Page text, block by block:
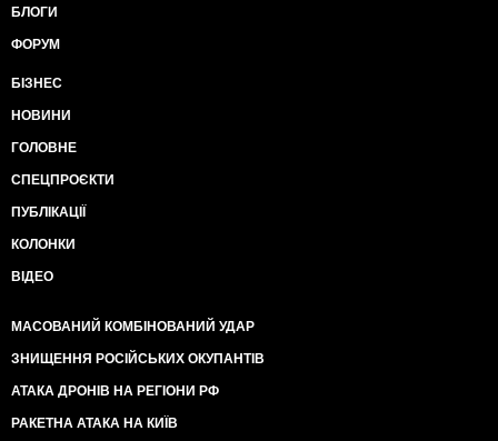
БЛОГИ
ФОРУМ
БІЗНЕС
НОВИНИ
ГОЛОВНЕ
СПЕЦПРОЄКТИ
ПУБЛІКАЦІЇ
КОЛОНКИ
ВІДЕО
МАСОВАНИЙ КОМБІНОВАНИЙ УДАР
ЗНИЩЕННЯ РОСІЙСЬКИХ ОКУПАНТІВ
АТАКА ДРОНІВ НА РЕГІОНИ РФ
РАКЕТНА АТАКА НА КИЇВ